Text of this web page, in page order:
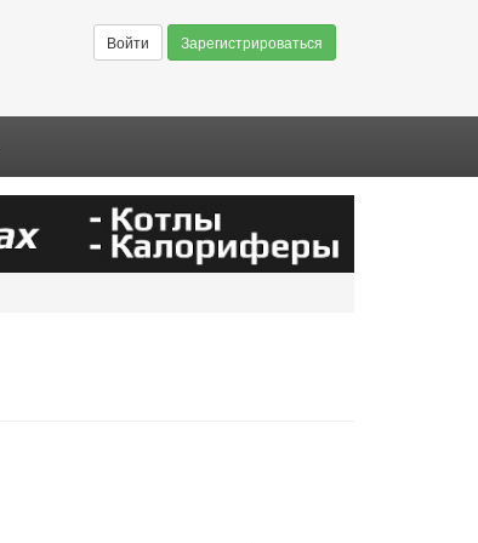
Войти Зарегистрироваться